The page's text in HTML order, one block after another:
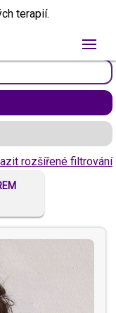
terapií.
rozšířené filtrování